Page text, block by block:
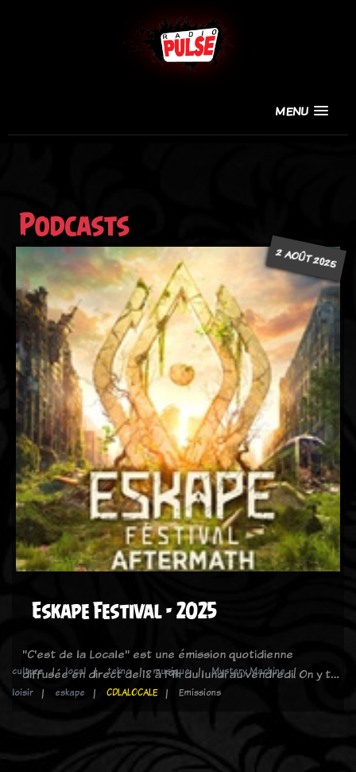
MENU
Podcasts
2 AOÛT 2025
Eskape Festival - 2025
"C'est de la Locale" est une émission quotidienne
diffusée en direct de 18 à 19h du lundi au vendredi. On y t…
culture local tekno musique
Mystery Machine
loisir
eskape CDLALOCALE Emissions